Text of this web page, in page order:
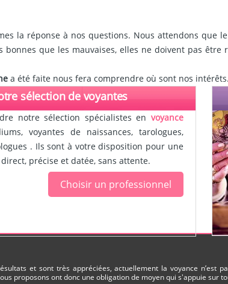
la réponse à nos questions. Nous attendons
que les mauvaises, elles ne doivent pas
a été faite nous fera comprendre où sont nos intérêts.
sélection de voyantes
notre sélection spécialistes en voyance
voyantes de naissances, tarologues,
. Ils sont à votre disposition pour une
précise et datée, sans attente.
Choisir un professionnel
et sont très appréciées, actuellement la voyance
proposons ont donc une obligation de moyen qui s'appuie sur